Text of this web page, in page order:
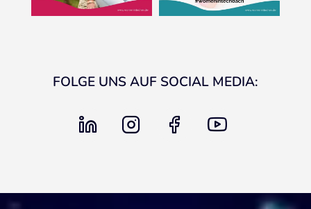
FOLGE UNS AUF SOCIAL MEDIA:
linkedin instagram